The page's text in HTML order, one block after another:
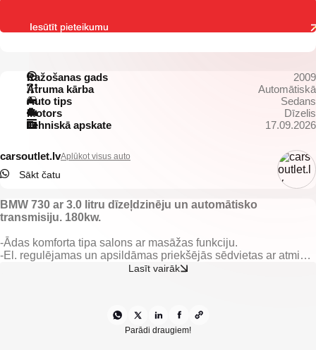
Ražošanas gads
2009
Ātruma kārba
Automātiskā
Auto tips
Sedans
Motors
Dīzelis
Tehniskā apskate
17.09.2026
carsoutlet.lvAplūkot visus auto
Sākt čatu
BMW 730 ar 3.0 litru dīzeļdzinēju un automātisko
transmisiju. 180kw.
-Ādas komforta tipa salons ar masāžas funkciju.
-El. regulējamas un apsildāmas priekšējās sēdvietas ar atmiņu.
-El. regulējami, apsildāmi un nolokami spoguļi.
Lasīt vairāk
Parādi draugiem!